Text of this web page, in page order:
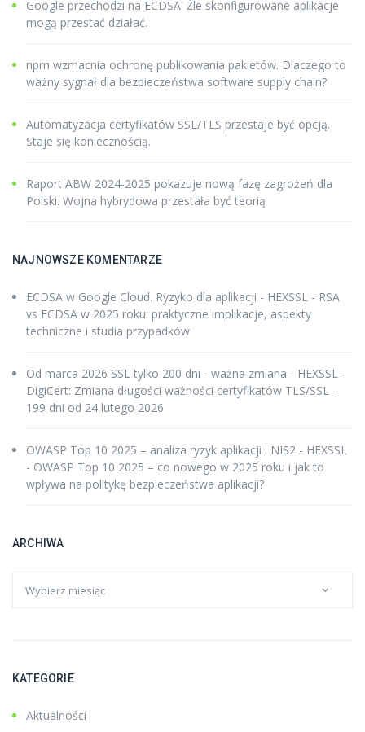
Google przechodzi na ECDSA. Źle skonfigurowane aplikacje
mogą przestać działać.
npm wzmacnia ochronę publikowania pakietów. Dlaczego to
ważny sygnał dla bezpieczeństwa software supply chain?
Automatyzacja certyfikatów SSL/TLS przestaje być opcją.
Staje się koniecznością.
Raport ABW 2024-2025 pokazuje nową fazę zagrożeń dla
Polski. Wojna hybrydowa przestała być teorią
NAJNOWSZE KOMENTARZE
ECDSA w Google Cloud. Ryzyko dla aplikacji - HEXSSL - RSA
vs ECDSA w 2025 roku: praktyczne implikacje, aspekty
techniczne i studia przypadków
Od marca 2026 SSL tylko 200 dni - ważna zmiana - HEXSSL -
DigiCert: Zmiana długości ważności certyfikatów TLS/SSL –
199 dni od 24 lutego 2026
OWASP Top 10 2025 – analiza ryzyk aplikacji i NIS2 - HEXSSL
- OWASP Top 10 2025 – co nowego w 2025 roku i jak to
wpływa na politykę bezpieczeństwa aplikacji?
ARCHIWA
KATEGORIE
Aktualności